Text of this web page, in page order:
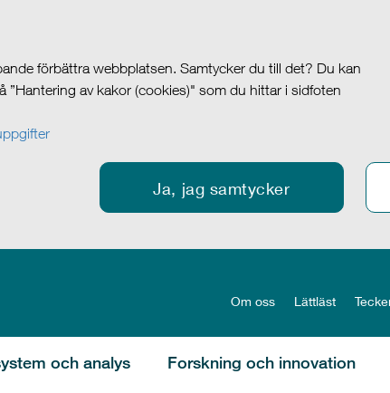
förbättra webbplatsen. Samtycker du till det? Du kan
av kakor (cookies)" som du hittar i sidfoten
Ja, jag samtycker
Om oss Lättläst
och analys Forskning och innovation